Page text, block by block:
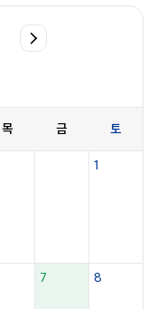
목 금 토
1
7 8